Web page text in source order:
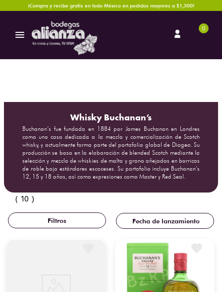
¡Compra y recibe gratis en todo México en pedidos mayores a $1,500!
0
Whisky Buchanan’s
Buchanan’s fue fundada en 1884 por James Buchanan en Londres
como una casa dedicada a la mezcla y comercialización de Scotch
whisky, y actualmente forma parte del portafolio global de Diageo. Su
producción se basa en la elaboración de blended Scotch mediante la
selección y mezcla de whiskies de malta y grano añejados en barricas
de roble bajo estándares escoceses. Su portafolio incluye Buchanan’s
12, 15 y 18 años, así como expresiones como Master y Red Seal.
10
Fecha de lanzamiento